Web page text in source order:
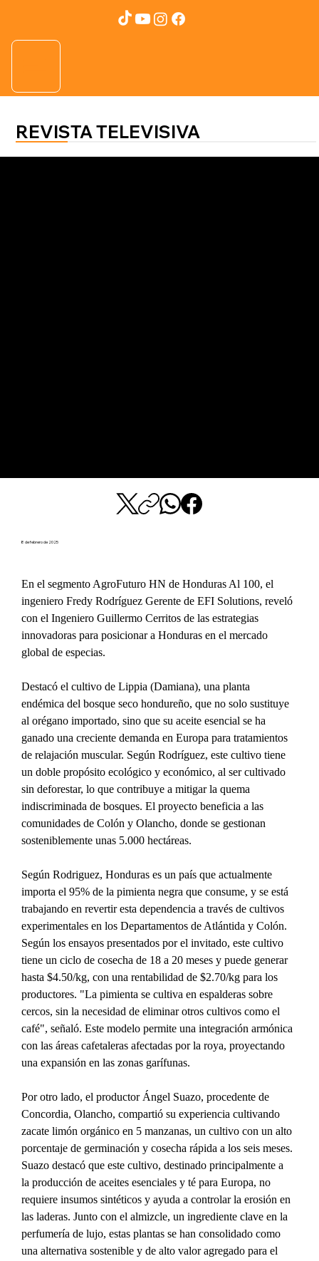
REVISTA TELEVISIVA
8 de febrero de 2025
En el segmento AgroFuturo HN de Honduras Al 100, el
ingeniero Fredy Rodríguez Gerente de EFI Solutions, reveló
con el Ingeniero Guillermo Cerritos de las estrategias
innovadoras para posicionar a Honduras en el mercado
global de especias.
Destacó el cultivo de Lippia (Damiana), una planta
endémica del bosque seco hondureño, que no solo sustituye
al orégano importado, sino que su aceite esencial se ha
ganado una creciente demanda en Europa para tratamientos
de relajación muscular. Según Rodríguez, este cultivo tiene
un doble propósito ecológico y económico, al ser cultivado
sin deforestar, lo que contribuye a mitigar la quema
indiscriminada de bosques. El proyecto beneficia a las
comunidades de Colón y Olancho, donde se gestionan
sosteniblemente unas 5.000 hectáreas.
Según Rodriguez, Honduras es un país que actualmente
importa el 95% de la pimienta negra que consume, y se está
trabajando en revertir esta dependencia a través de cultivos
experimentales en los Departamentos de Atlántida y Colón.
Según los ensayos presentados por el invitado, este cultivo
tiene un ciclo de cosecha de 18 a 20 meses y puede generar
hasta $4.50/kg, con una rentabilidad de $2.70/kg para los
productores. "La pimienta se cultiva en espalderas sobre
cercos, sin la necesidad de eliminar otros cultivos como el
café", señaló. Este modelo permite una integración armónica
con las áreas cafetaleras afectadas por la roya, proyectando
una expansión en las zonas garífunas.
Por otro lado, el productor Ángel Suazo, procedente de
Concordia, Olancho, compartió su experiencia cultivando
zacate limón orgánico en 5 manzanas, un cultivo con un alto
porcentaje de germinación y cosecha rápida a los seis meses.
Suazo destacó que este cultivo, destinado principalmente a
la producción de aceites esenciales y té para Europa, no
requiere insumos sintéticos y ayuda a controlar la erosión en
las laderas. Junto con el almizcle, un ingrediente clave en la
perfumería de lujo, estas plantas se han consolidado como
una alternativa sostenible y de alto valor agregado para el